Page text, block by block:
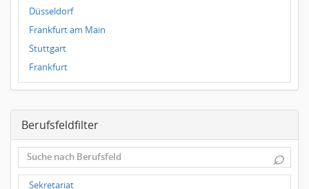
Düsseldorf
Frankfurt am Main
Stuttgart
Frankfurt
Dresden
Leipzig
Dortmund
Wuppertal
Hallbergmoos
Berufsfeldfilter
⌕
Sekretariat